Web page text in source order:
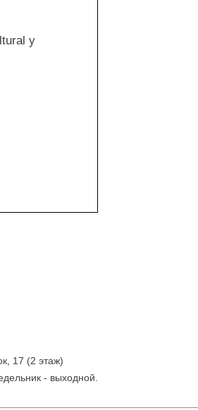
y
17 (2 этаж)
- выходной.